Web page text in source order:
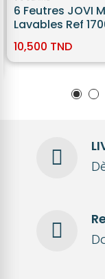
6 Feutres JOVI
Lavables Ref
10,500 TND